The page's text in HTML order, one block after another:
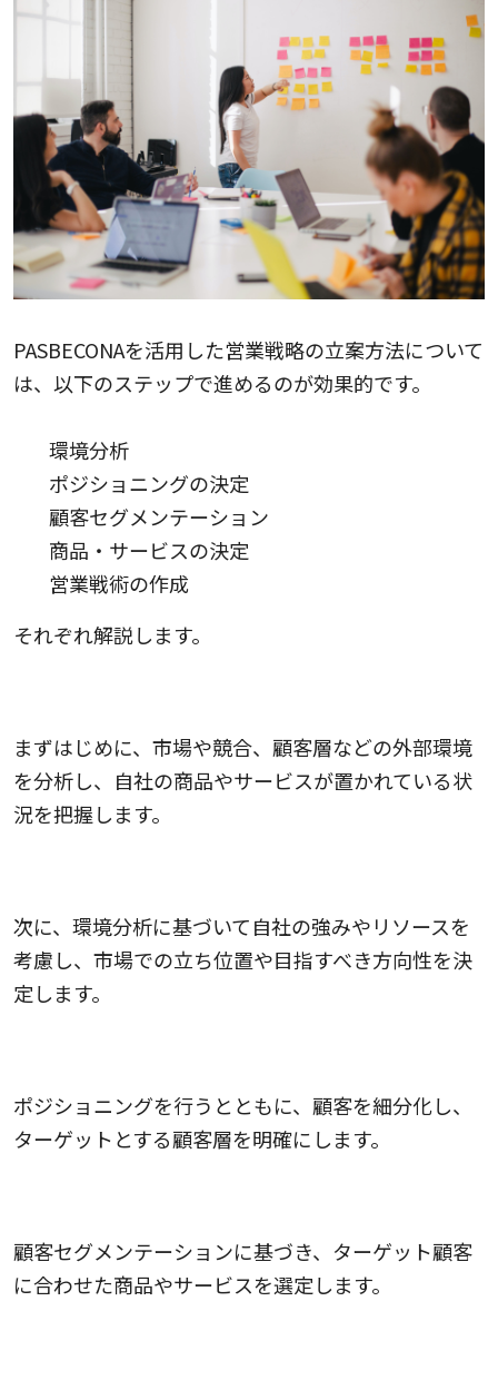
PASBECONAを活用した営業戦略の立案方法について
は、以下のステップで進めるのが効果的です。
環境分析
ポジショニングの決定
顧客セグメンテーション
商品・サービスの決定
営業戦術の作成
それぞれ解説します。
まずはじめに、市場や競合、顧客層などの外部環境
を分析し、自社の商品やサービスが置かれている状
況を把握します。
次に、環境分析に基づいて自社の強みやリソースを
考慮し、市場での立ち位置や目指すべき方向性を決
定します。
ポジショニングを行うとともに、顧客を細分化し、
ターゲットとする顧客層を明確にします。
顧客セグメンテーションに基づき、ターゲット顧客
に合わせた商品やサービスを選定します。